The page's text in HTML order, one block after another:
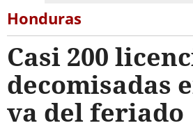
Honduras
Casi 200
decomisadas
va del feriado